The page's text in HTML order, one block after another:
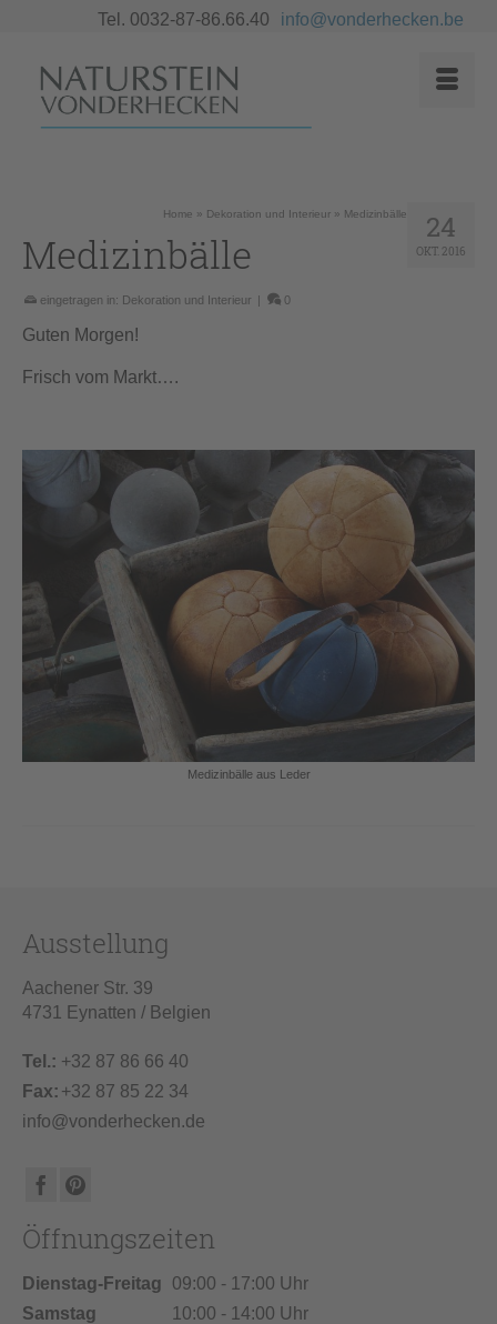
Tel. 0032-87-86.66.40 info@vonderhecken.be
24
OKT. 2016
Home » Dekoration und Interieur » Medizinbälle
Medizinbälle
eingetragen in: Dekoration und Interieur | 0
Guten Morgen!
Frisch vom Markt….
Medizinbälle aus Leder
Ausstellung
Aachener Str. 39
4731 Eynatten / Belgien
Tel.: +32 87 86 66 40
Fax: +32 87 85 22 34
info@vonderhecken.de
Öffnungszeiten
Dienstag-Freitag
09:00 - 17:00 Uhr
Samstag
10:00 - 14:00 Uhr